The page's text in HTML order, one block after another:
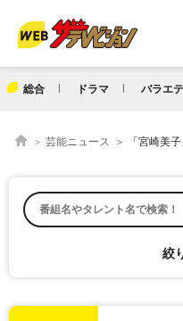
総合 ドラマ バラエ
芸能ニュース 「宮崎美